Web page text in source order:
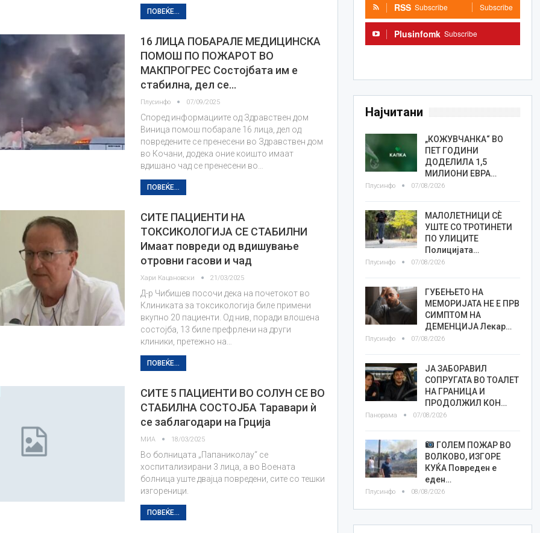
ПОВЕЌЕ...
16 ЛИЦА ПОБАРАЛЕ МЕДИЦИНСКА
ПОМОШ ПО ПОЖАРОТ ВО
МАКПРОГРЕС Состојбата им е
стабилна, дел се…
Плусинфо 07/09/2025
Според информациите од Здравствен дом
Виница помош побарале 16 лица, дел од
повредените се пренесени во Здравствен дом
во Кочани, додека оние коишто имаат
вдишано чад се пренесени во…
ПОВЕЌЕ...
СИТЕ ПАЦИЕНТИ НА
ТОКСИКОЛОГИЈА СЕ СТАБИЛНИ
Имаат повреди од вдишување
отровни гасови и чад
Хари Кацановски 21/03/2025
Д-р Чибишев посочи дека на почетокот во
Клиниката за токсикологија биле примени
вкупно 20 пациенти. Од нив, поради влошена
состојба, 13 биле префрлени на други
клиники, претежно на…
ПОВЕЌЕ...
СИТЕ 5 ПАЦИЕНТИ ВО СОЛУН СЕ ВО
СТАБИЛНА СОСТОЈБА Таравари ѝ
се заблагодари на Грција
МИА 18/03/2025
Во болницата „Папаниколау“ се
хоспитализирани 3 лица, а во Воената
болница уште двајца повредени, сите со тешки
изгореници.
ПОВЕЌЕ...
RSS Subscribe Subscribe
Plusinfomk Subscribe
Најчитани
„КОЖУВЧАНКА“ ВО
ПЕТ ГОДИНИ
ДОДЕЛИЛА 1,5
МИЛИОНИ ЕВРА…
Плусинфо 07/08/2026
МАЛОЛЕТНИЦИ СÈ
УШТЕ СО ТРОТИНЕТИ
ПО УЛИЦИТЕ
Полицијата…
Плусинфо 07/08/2026
ГУБЕЊЕТО НА
МЕМОРИЈАТА НЕ Е ПРВ
СИМПТОМ НА
ДЕМЕНЦИЈА Лекар…
Плусинфо 07/08/2026
ЈА ЗАБОРАВИЛ
СОПРУГАТА ВО ТОАЛЕТ
НА ГРАНИЦА И
ПРОДОЛЖИЛ КОН…
Панорама 07/08/2026
ГОЛЕМ ПОЖАР ВО
ВОЛКОВО, ИЗГОРЕ
КУЌА Повреден е
еден…
Плусинфо 08/08/2026